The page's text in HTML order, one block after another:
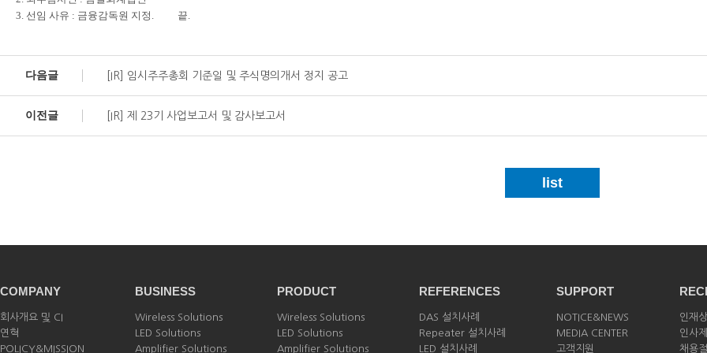
3. 선임 사유 : 금융감독원 지정. 끝.
다음글 [IR] 임시주주총회 기준일 및 주식명의개서 정지 공고
이전글 [IR] 제 23기 사업보고서 및 감사보고서
list
COMPANY
회사개요 및 CI
연혁
POLICY&MISSION
BUSINESS
Wireless Solutions
LED Solutions
Amplifier Solutions
PRODUCT
Wireless Solutions
LED Solutions
Amplifier Solutions
REFERENCES
DAS 설치사례
Repeater 설치사례
LED 설치사례
SUPPORT
NOTICE&NEWS
MEDIA CENTER
고객지원
인재상
인사
채용